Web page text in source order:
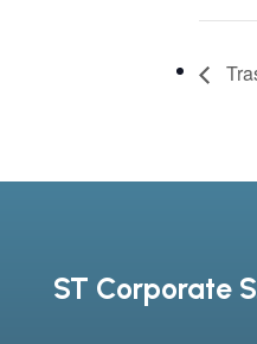
ST Corporate